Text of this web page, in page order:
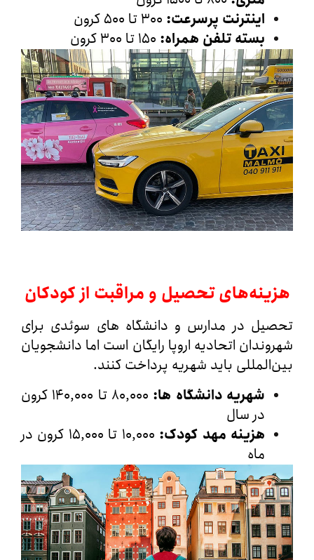
اینترنت پرسرعت:۳۰۰ تا ۵۰۰ کرون
بسته تلفن همراه: ۱۵۰ تا ۳۰۰ کرون
تحصیل و مراقبت از کودکان
در مدارس و دانشگاه‌ های سوئدی برای
اتحادیه اروپا رایگان است اما دانشجویان
باید شهریه پرداخت کنند.
شهریه دانشگاه‌ ها:
۸۰,۰۰۰ تا ۱۴۰,۰۰۰ کرون
هزینه مهد کودک:
۱۰,۰۰۰ تا ۱۵,۰۰۰ کرون در